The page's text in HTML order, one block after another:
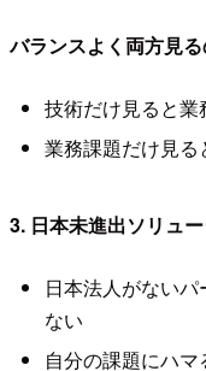
バランスよく両方見
技術だけ見ると
業務課題だけ見
3. 日本未進出ソリュ
日本法人がない
ない
自分の課題にハ